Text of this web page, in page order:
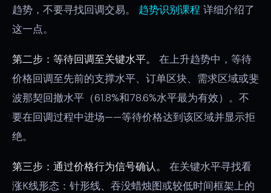
趋势，不要寻找回调交易。 趋势识别课程 详细介绍了
这一点。
第二步：等待回调至关键水平。
在上升趋势中，等待
价格回调至先前的支撑水平、订单区块、需求区域或斐
波那契回撤水平（61.8%和78.6%水平最为有效）。不
要在回调过程中进场——等待价格达到该区域并显示拒
绝。
第三步：通过价格行为信号确认。
在关键水平寻找看
涨K线形态：针形线、吞没蜡烛图或较低时间框架上的